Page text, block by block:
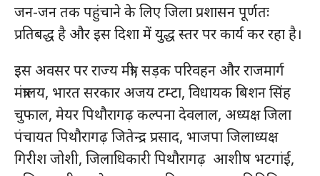
जन-जन तक पहुंचाने के लिए जिला प्रशासन पूर्णतः
प्रतिबद्ध है और इस दिशा में युद्ध स्तर पर कार्य कर रहा है।
इस अवसर पर राज्य मंत्री, सड़क परिवहन और राजमार्ग
मंत्रालय, भारत सरकार अजय टम्टा, विधायक बिशन सिंह
चुफाल, मेयर पिथौरागढ़ कल्पना देवलाल, अध्यक्ष जिला
पंचायत पिथौरागढ़ जितेन्द्र प्रसाद, भाजपा जिलाध्यक्ष
गिरीश जोशी, जिलाधिकारी पिथौरागढ़ आशीष भटगांई,